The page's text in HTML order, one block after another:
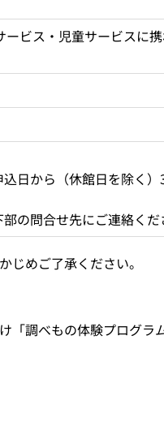
ビス・児童サービスに
日から（休館日を除く
の問合せ先にご連絡くだ
じめご了承ください。
「調べもの体験プログ